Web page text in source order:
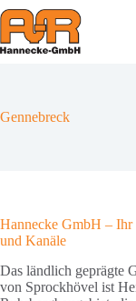
Zum
Inhalt
springen
Gennebreck
Hannecke GmbH –
und Kanäle
Das ländlich geprägte
von Sprockhövel ist